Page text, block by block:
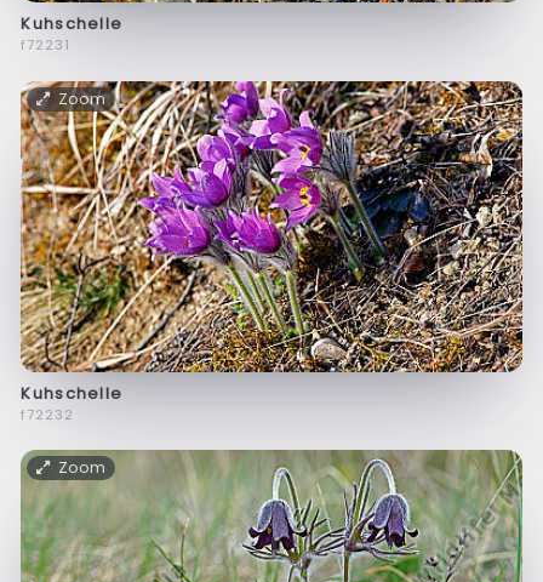
Kuhschelle
f72231
Zoom
Kuhschelle
f72232
Zoom